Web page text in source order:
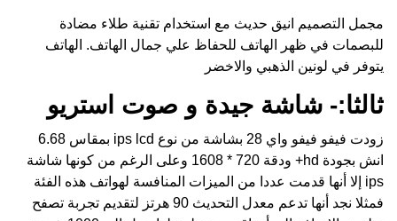
مجمل التصميم انيق حديث مع استخدام تقنية طلاء مضادة
للبصمات في ظهر الهاتف للحفاظ علي جمال الهاتف. الهاتف
يتوفر في لونين الذهبي والاخضر
ثالثا:- شاشة جيدة و صوت استريو
زودت فيفو فيفو واي 28 بشاشة من نوع ips lcd بمقاس 6.68
انش بجودة hd+ ودقة 720 * 1608 وعلى الرغم من كونها شاشة
ips إلا أنها قدمت عددا من الميزات المنافسة لهواتف هذه الفئة
فمثلا نجد أنها تدعم معدل التحديث 90 هرتز لتقديم تجربة تصفح